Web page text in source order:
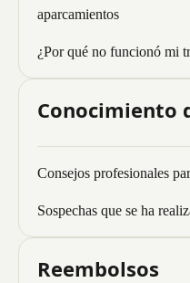
aparcamientos
¿Por qué no funcionó mi
Conocimiento
Consejos profesionales
Sospechas que se ha
Reembolsos